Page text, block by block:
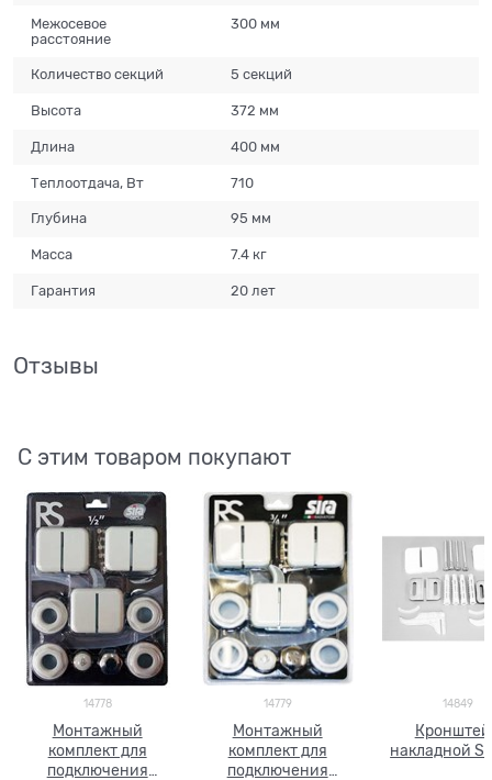
Межосевое
расстояние
300 мм
Количество секций 5 секций
Высота 372 мм
Длина 400 мм
Теплоотдача, Вт 710
Глубина 95 мм
Масса 7.4 кг
Гарантия 20 лет
Отзывы
С этим товаром покупают
14778
Монтажный
комплект для
подключения
14779
Монтажный
комплект для
подключения
14849
накладной